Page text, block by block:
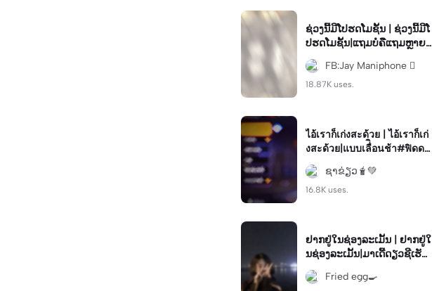
ຊ່ວງນີ້ມີໂປຮດໂມຊັ້ນ | ຊ່ວງນີ້ມີໂ
ປຮດໂມຊັ້ນ|ແຖມບໍຄືແຖມຫຼາຍແ
ທ້😅😆 #ใช้กันเยอะๆน้า#ฟีด
#ขอเบีแอั ดแน่
FB:Jay Maniphone 
18.87K uses.
ไอ้เราก็เก่งสะด้วย | ไอ้เราก็เก่
งสะด้วย|แบบเลื่ิอนช้า#ฟิดดด
ดด🤍#ฟีฟาย
ຊາຂ່ຽວ🧋💚
16.8K uses.
ຢາກຢູ່ໃນຊ່ອງລະເມັ້ນ | ຢາກຢູ່ໃ
ນຊ່ອງລະເມັ້ນ|ມາເດີ້ດຽວຊີເຮັດ
ໃຫ້ #เพลงม้ง#ມົ້ງ
Fried egg🍳